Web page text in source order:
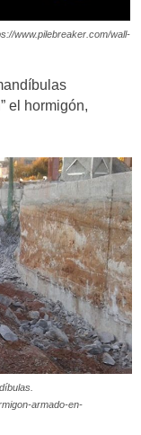
www.pilebreaker.com/wall-
el hormigón,
armado-en-